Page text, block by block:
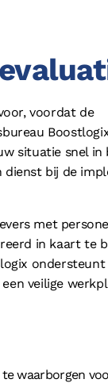
voordat de
situatie snel in
dienst bij de
met
in kaart te
ondersteunt
veilige
te waarborgen